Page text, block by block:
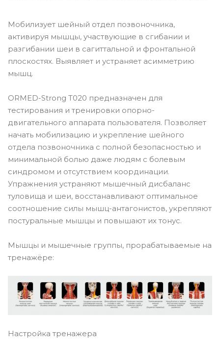
Мобилизует шейный отдел позвоночника,
активируя мышцы, участвующие в сгибании и
разгибании шеи в сагиттальной и фронтальной
плоскостях. Выявляет и устраняет асимметрию
мышц.
ORMED-Strong Т020 предназначен для
тестирования и тренировки опорно-
двигательного аппарата пользователя. Позволяет
начать мобилизацию и укрепление шейного
отдела позвоночника с полной безопасностью и
минимальной болью даже людям с болевым
синдромом и отсутствием координации.
Упражнения устраняют мышечный дисбаланс
туловища и шеи, восстанавливают оптимальное
соотношение силы мышц-антагонистов, укрепляют
постуральные мышцы и повышают их тонус.
Мышцы и мышечные группы, прорабатываемые на
тренажёре:
Настройка тренажера